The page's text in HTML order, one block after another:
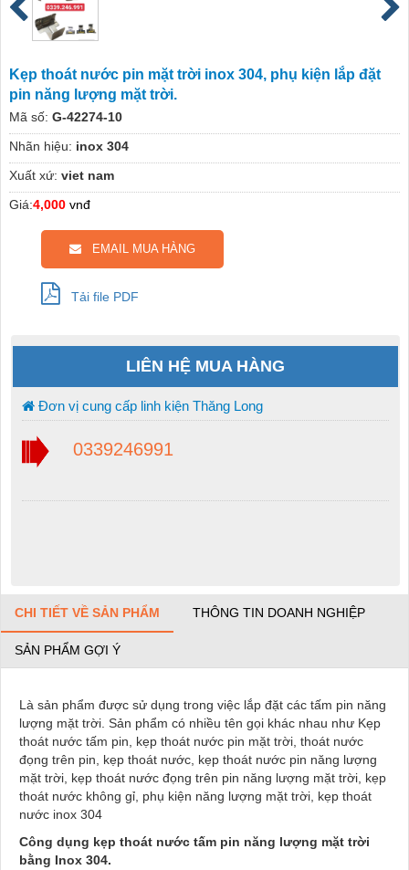
Kẹp thoát nước pin mặt trời inox 304, phụ kiện lắp đặt
pin năng lượng mặt trời.
Mã số: G-42274-10
Nhãn hiệu: inox 304
Xuất xứ: viet nam
Giá:4,000 vnđ
EMAIL MUA HÀNG
Tải file PDF
LIÊN HỆ MUA HÀNG
Đơn vị cung cấp linh kiện Thăng Long
0339246991
CHI TIẾT VỀ SẢN PHẨM THÔNG TIN DOANH NGHIỆP
SẢN PHẨM GỢI Ý
Là sản phẩm được sử dụng trong việc lắp đặt các tấm pin năng
lượng mặt trời. Sản phẩm có nhiều tên gọi khác nhau như Kẹp
thoát nước tấm pin, kẹp thoát nước pin mặt trời, thoát nước
đọng trên pin, kẹp thoát nước, kẹp thoát nước pin năng lượng
mặt trời, kẹp thoát nước đọng trên pin năng lượng mặt trời, kẹp
thoát nước không gỉ, phụ kiện năng lượng mặt trời, kẹp thoát
nước inox 304
Công dụng kẹp thoát nước tấm pin năng lượng mặt trời
bằng Inox 304.